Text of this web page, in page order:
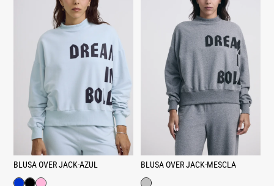
BLUSA OVER JACK-AZUL BLUSA OVER JACK-MESCLA